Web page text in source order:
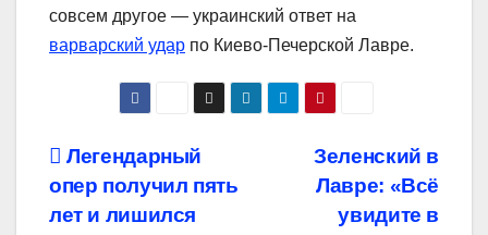
совсем другое — украинский ответ на
варварский удар по Киево-Печерской Лавре.
Навигация
по
Зеленский в
Лавре: «Всё
увидите в
Легендарный
опер получил пять
лет и лишился